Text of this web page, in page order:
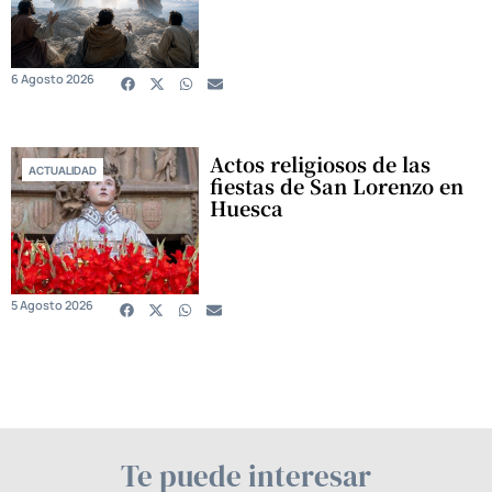
6 Agosto 2026
ACTUALIDAD Actos religiosos de las
fiestas de San Lorenzo en
Huesca
5 Agosto 2026
Te puede interesar